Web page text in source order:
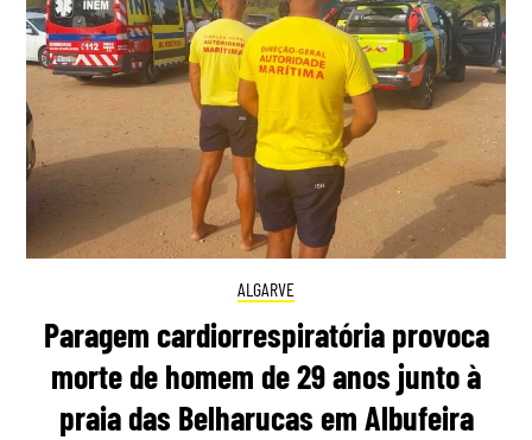
ALGARVE
Paragem cardiorrespiratória provoca
morte de homem de 29 anos junto à
praia das Belharucas em Albufeira